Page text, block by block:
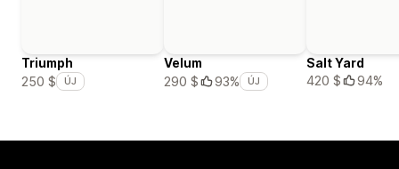
Triumph
250 $
ÚJ
Velum
290 $
93% ÚJ
Salt Yard
420 $
94%